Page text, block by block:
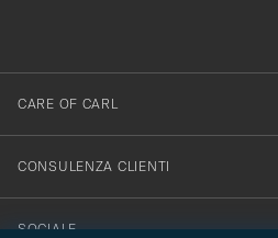
CARE OF CARL
CONSULENZA CLIENTI
SOCIALE